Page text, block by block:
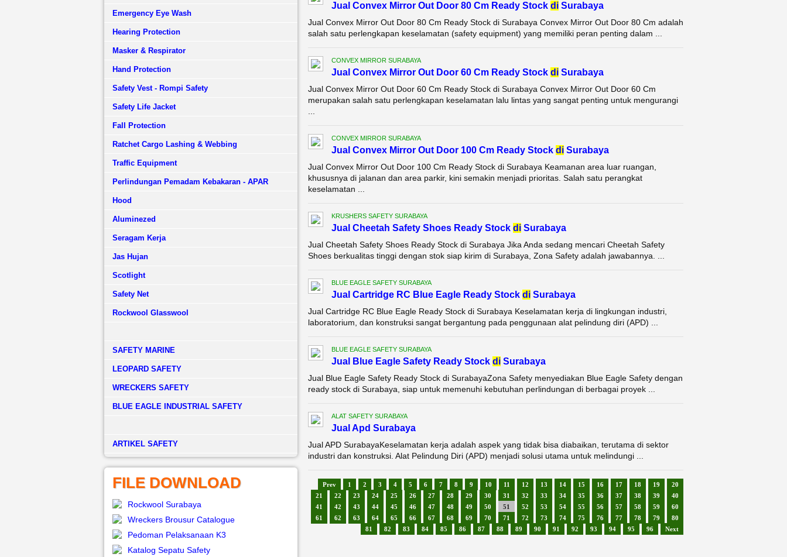
Emergency Eye Wash
Hearing Protection
Masker & Respirator
Hand Protection
Safety Vest - Rompi Safety
Safety Life Jacket
Fall Protection
Ratchet Cargo Lashing & Webbing
Traffic Equipment
Perlindungan Pemadam Kebakaran - APAR
Hood
Aluminezed
Seragam Kerja
Jas Hujan
Scotlight
Safety Net
Rockwool Glasswool
SAFETY MARINE
LEOPARD SAFETY
WRECKERS SAFETY
BLUE EAGLE INDUSTRIAL SAFETY
­ARTIKEL SAFETY
FILE DOWNLOAD
Rockwool Surabaya
Wreckers Brousur Catalogue
Pedoman Pelaksanaan K3
Katalog Sepatu Safety
Jual Convex Mirror Out Door 80 Cm Ready Stock diSurabaya
Jual Convex Mirror Out Door 80 Cm Ready Stock di Surabaya Convex Mirror Out Door 80 Cm adalah
salah satu perlengkapan keselamatan (safety equipment) yang memiliki peran penting dalam ...
CONVEX MIRROR SURABAYA
Jual Convex Mirror Out Door 60 Cm Ready Stock diSurabaya
Jual Convex Mirror Out Door 60 Cm Ready Stock di Surabaya Convex Mirror Out Door 60 Cm
merupakan salah satu perlengkapan keselamatan lalu lintas yang sangat penting untuk mengurangi
CONVEX MIRROR SURABAYA
Jual Convex Mirror Out Door 100 Cm Ready Stock diSurabaya
Jual Convex Mirror Out Door 100 Cm Ready Stock di Surabaya Keamanan area luar ruangan,
khususnya di jalanan dan area parkir, kini semakin menjadi prioritas. Salah satu perangkat
keselamatan ...
KRUSHERS SAFETY SURABAYA
Jual Cheetah Safety Shoes Ready Stock diSurabaya
Jual Cheetah Safety Shoes Ready Stock di Surabaya Jika Anda sedang mencari Cheetah Safety
Shoes berkualitas tinggi dengan stok siap kirim di Surabaya, Zona Safety adalah jawabannya. ...
BLUE EAGLE SAFETY SURABAYA
Jual Cartridge RC Blue Eagle Ready Stock diSurabaya
Jual Cartridge RC Blue Eagle Ready Stock di Surabaya Keselamatan kerja di lingkungan industri,
laboratorium, dan konstruksi sangat bergantung pada penggunaan alat pelindung diri (APD) ...
BLUE EAGLE SAFETY SURABAYA
Jual Blue Eagle Safety Ready Stock diSurabaya
Jual Blue Eagle Safety Ready Stock di SurabayaZona Safety menyediakan Blue Eagle Safety dengan
ready stock di Surabaya, siap untuk memenuhi kebutuhan perlindungan di berbagai proyek ...
ALAT SAFETY SURABAYA
Jual Apd Surabaya
Jual APD SurabayaKeselamatan kerja adalah aspek yang tidak bisa diabaikan, terutama di sektor
industri dan konstruksi. Alat Pelindung Diri (APD) menjadi solusi utama untuk melindungi ...
Prev 1 2 3 4 5 6 7 8 9 10 11 12 13 14 15 16 17 18 19
20
21
22 23 24 25 26 27 28 29 30 31 32 33 34 35 36 37 38 39
40
41
42 43 44 45 46 47 48 49 50 51 52 53 54 55 56 57 58 59
60
61
62 63 64 65 66 67 68 69 70 71 72 73 74 75 76 77 78 79
80
81
82 83 84 85 86 87 88 89 90 91 92 93 94 95 96 Next